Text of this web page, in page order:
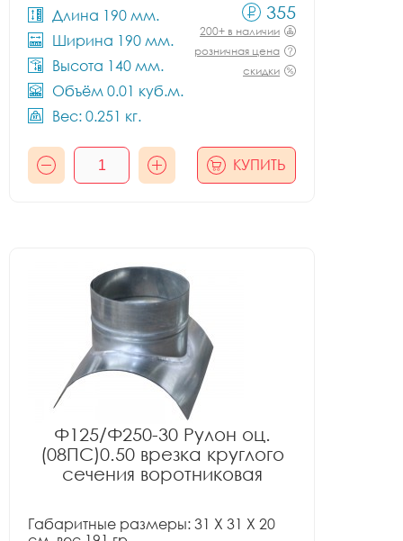
Длина 190 мм.
Ширина 190 мм.
Высота 140 мм.
Объём 0.01 куб.м.
Вес: 0.251 кг.
355
200+ в наличии
розничная цена
скидки
КУПИТЬ
Ф125/Ф250-30 Рулон оц.
(08ПС)0.50 врезка круглого
сечения воротниковая
Габаритные размеры: 31 X 31 X 20